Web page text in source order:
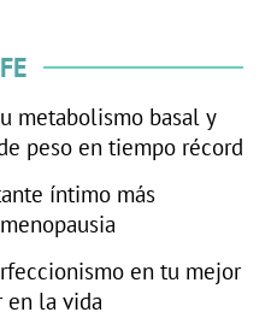
metabolismo basal y
peso en tiempo récord
íntimo más
en tu mejor
en la vida